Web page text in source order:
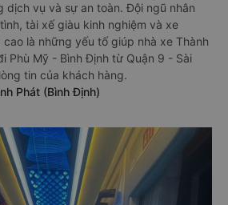
dịch vụ và sự an toàn. Đội ngũ nhân
tài xế giàu kinh nghiệm và xe
là những yếu tố giúp nhà xe Thành
Phù Mỹ - Bình Định từ Quận 9 - Sài
tin của khách hàng.
Phát (Bình Định)